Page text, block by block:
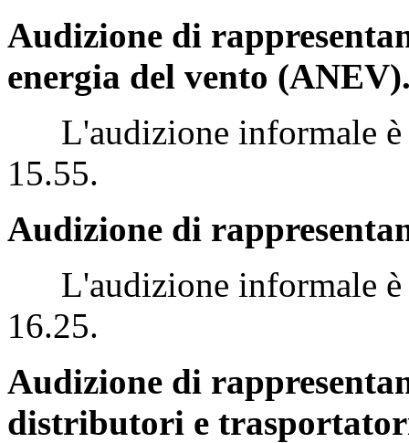
Audizione di
energia del vento
L'audizione informale è
15.55.
Audizione di
L'audizione informale è
16.25.
Audizione di
distributori e